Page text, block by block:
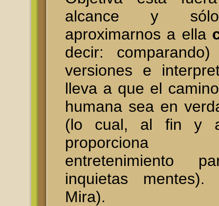
alcance y sólo
aproximarnos a ella
decir:
versiones e
lleva a que el
humana sea en
(lo cual, al fin y
proporciona
entretenimiento
inquietas
Mira).